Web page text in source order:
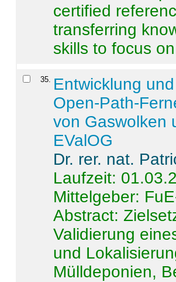
certified
transferring
skills to focus
35. Entwicklung
Open-Path-
von Gaswolken
EValOG
Dr. rer. nat.
Laufzeit:
Mittelgeber:
Abstract:
Validierung
und
Mülldeponien,